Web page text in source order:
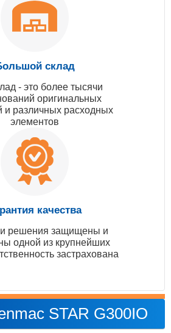
склад
- это более тысячи
оригинальных
и различных расходных
элементов
качества
решения защищены и
одной из крупнейших
застрахована
STAR G300IO